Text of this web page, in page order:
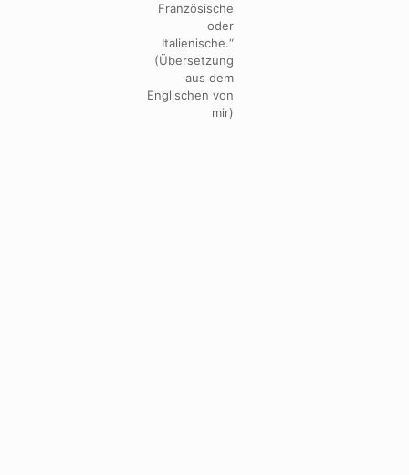
Französische
oder
Italienische.“
(Übersetzung
aus dem
Englischen von
mir)